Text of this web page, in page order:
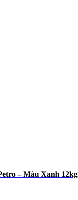
Gas Saigon Petro – Màu Xanh 12kg